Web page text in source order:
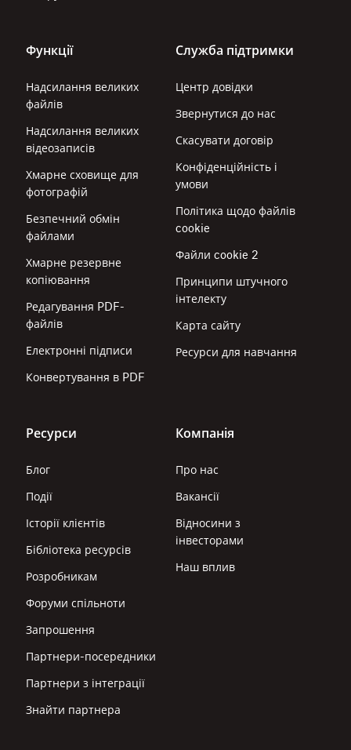
Функції
Надсилання великих
файлів
Надсилання великих
відеозаписів
Хмарне сховище для
фотографій
Безпечний обмін
файлами
Хмарне резервне
копіювання
Редагування PDF-
файлів
Електронні підписи
Конвертування в PDF
Служба підтримки
Центр довідки
Звернутися до нас
Скасувати договір
Конфіденційність і
умови
Політика щодо файлів
cookie
Файли cookie 2
Принципи штучного
інтелекту
Карта сайту
Ресурси для навчання
Ресурси
Блог
Події
Історії клієнтів
Бібліотека ресурсів
Розробникам
Форуми спільноти
Запрошення
Партнери-посередники
Партнери з інтеграції
Знайти партнера
Компанія
Про нас
Вакансії
Відносини з
інвесторами
Наш вплив